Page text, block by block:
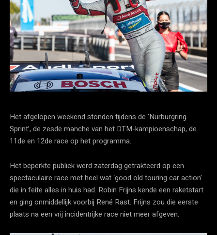
Het afgelopen weekend stonden tijdens de ‘Nürburgring
Sprint’, de zesde manche van het DTM-kampioenschap, de
11de en 12de race op het programma.
Het beperkte publiek werd zaterdag getrakteerd op een
spectaculaire race met heel wat ‘good old touring car action’
die in feite alles in huis had. Robin Frijns kende een raketstart
en ging onmiddellijk voorbij René Rast. Frijns zou die eerste
plaats na een vrij incidentrijke race niet meer afgeven.